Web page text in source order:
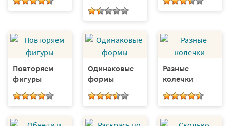
Повторяем
фигуры
Одинаковые
формы
Разные
колечки